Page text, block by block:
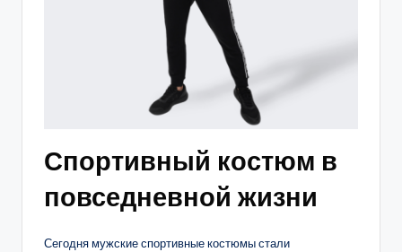
Спортивный костюм в
повседневной жизни
Сегодня мужские спортивные костюмы стали